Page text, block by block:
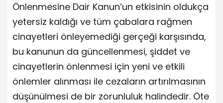
Önlenmesine Dair Kanun’un etkisinin oldukça
yetersiz kaldığı ve tüm çabalara rağmen
cinayetleri önleyemediği gerçeği karşısında,
bu kanunun da güncellenmesi, şiddet ve
cinayetlerin önlenmesi için yeni ve etkili
önlemler alınması ile cezaların artırılmasının
düşünülmesi de bir zorunluluk halindedir. Öte